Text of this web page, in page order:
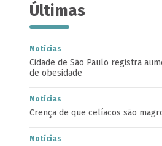
Últimas
Notícias
Cidade de São Paulo registra
de obesidade
Notícias
Crença de que celíacos são
Notícias